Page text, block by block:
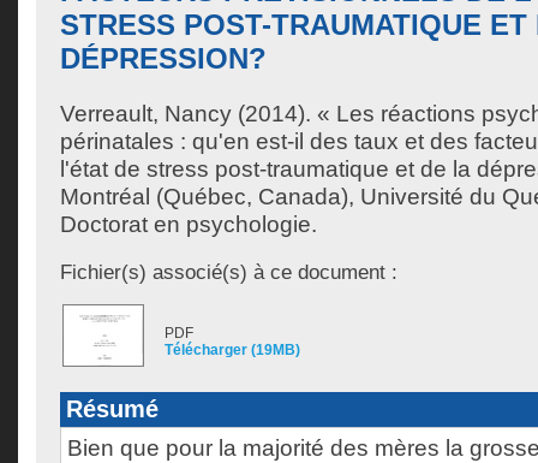
STRESS POST-TRAUMATIQUE ET
DÉPRESSION?
Verreault, Nancy (2014). « Les réactions
périnatales : qu'en est-il des taux et des
l'état de stress post-traumatique et de la
Montréal (Québec, Canada), Université du
Doctorat en psychologie.
Fichier(s) associé(s) à ce document :
PDF
Télécharger (19MB)
Résumé
Bien que pour la majorité des mères la